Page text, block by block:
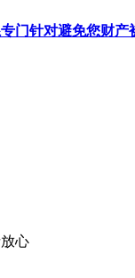
门针对避免您财
心